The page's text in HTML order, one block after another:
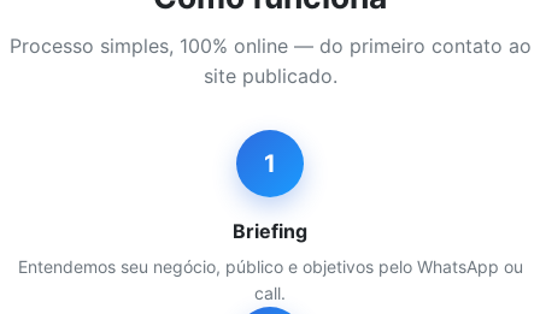
Processo simples, 100% online — do primeiro contato ao
site publicado.
1
Briefing
Entendemos seu negócio, público e objetivos pelo WhatsApp ou
call.